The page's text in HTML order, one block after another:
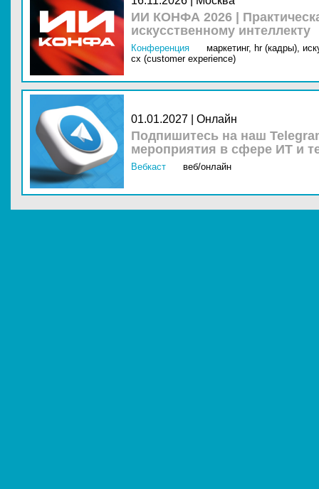
ИИ КОНФА 2026 |
искусственному интеллекту
Конференция маркетинг, hr (кадры),
cx (customer experience)
01.01.2027 | Онлайн
Подпишитесь на наш
мероприятия в сфере ИТ и
Вебкаст веб/онлайн